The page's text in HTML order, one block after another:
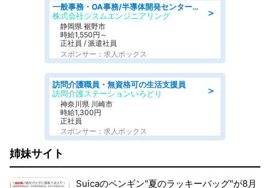
＞
一般事務・OA事務/半導体開発センター内で事務&軽作業スタッフ、募集
株式会社シスムエンジニアリング
静岡県 裾野市
時給1,550円～
正社員 / 派遣社員
スポンサー：求人ボックス
＞
訪問介護職員・無資格可の生活支援員
訪問介護ステーションいろどり
神奈川県 川崎市
時給1,300円
正社員
スポンサー：求人ボックス
姉妹サイト
Suicaのペンギン"夏のラッキーバッグ"が8月